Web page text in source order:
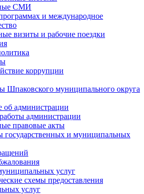
СМИ
и международное
визиты и рабочие поездки
коррупции
Шпаковского муниципального округа
об администрации
администрации
правовые акты
государственных и муниципальных
услуг
схемы предоставления
услуг